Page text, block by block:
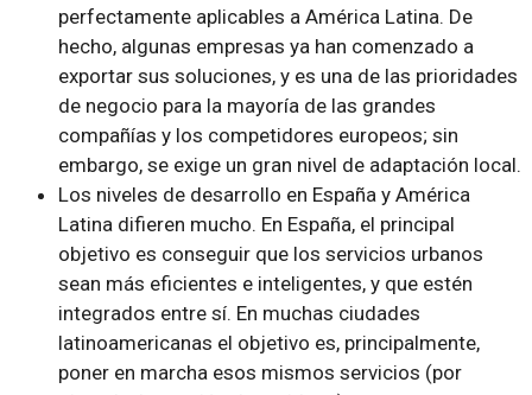
perfectamente aplicables a América Latina. De
hecho, algunas empresas ya han comenzado a
exportar sus soluciones, y es una de las prioridades
de negocio para la mayoría de las grandes
compañías y los competidores europeos; sin
embargo, se exige un gran nivel de adaptación local.
Los niveles de desarrollo en España y América
Latina difieren mucho. En España, el principal
objetivo es conseguir que los servicios urbanos
sean más eficientes e inteligentes, y que estén
integrados entre sí. En muchas ciudades
latinoamericanas el objetivo es, principalmente,
poner en marcha esos mismos servicios (por